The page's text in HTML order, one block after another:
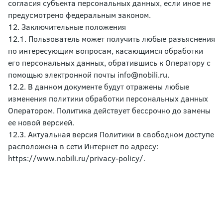
согласия субъекта персональных данных, если иное не
предусмотрено федеральным законом.
12. Заключительные положения
12.1. Пользователь может получить любые разъяснения
по интересующим вопросам, касающимся обработки
его персональных данных, обратившись к Оператору с
помощью электронной почты info@nobili.ru.
12.2. В данном документе будут отражены любые
изменения политики обработки персональных данных
Оператором. Политика действует бессрочно до замены
ее новой версией.
12.3. Актуальная версия Политики в свободном доступе
расположена в сети Интернет по адресу:
https://www.nobili.ru/privacy-policy/.